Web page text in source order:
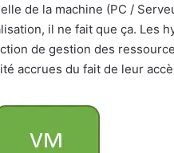
de la machine (PC /
il ne fait que ça. Les
de gestion des
accrues du fait de leur